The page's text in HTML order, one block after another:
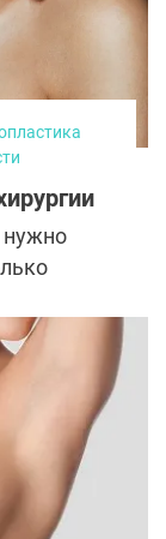
вокруг
такой
время.